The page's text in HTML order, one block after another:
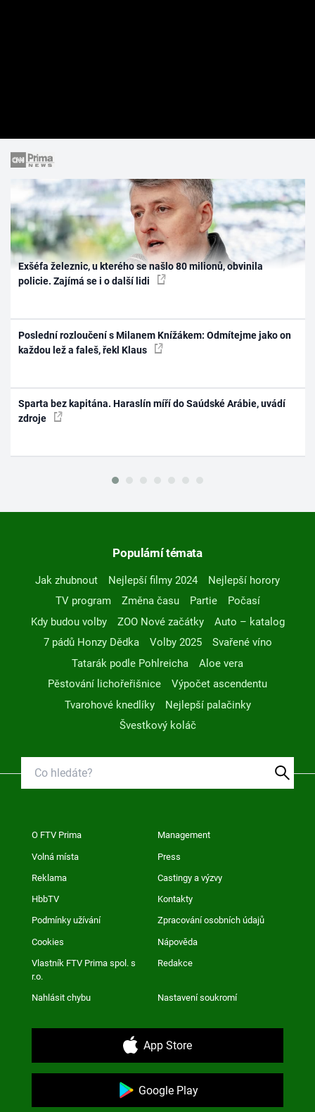
Exšéfa železnic, u kterého se našlo 80 milionů, obvinila
policie. Zajímá se i o další lidi
Poslední rozloučení s Milanem Knížákem: Odmítejme jako on
každou lež a faleš, řekl Klaus
Sparta bez kapitána. Haraslín míří do Saúdské Arábie, uvádí
zdroje
Populární témata
Jak zhubnout Nejlepší filmy 2024
Nejlepší horory
TV program
Změna času Partie
Počasí
Kdy budou volby
ZOO Nové začátky
Auto – katalog
7 pádů Honzy Dědka
Volby 2025
Svařené víno
Tatarák podle Pohlreicha
Aloe vera
Pěstování lichořeřišnice
Výpočet ascendentu
Tvarohové knedlíky
Nejlepší palačinky
Švestkový koláč
O FTV Prima Management
Volná místa Press
Reklama Castingy a výzvy
HbbTV Kontakty
Podmínky užívání Zpracování osobních údajů
Cookies Nápověda
Vlastník FTV Prima spol. s
r.o.
Redakce
Nahlásit chybu Nastavení soukromí
App Store
Google Play